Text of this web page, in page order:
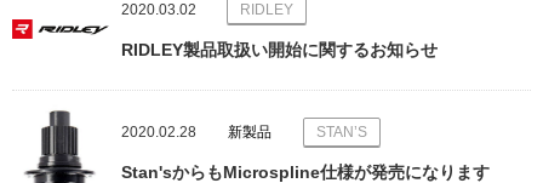
2020.03.02 RIDLEY
RIDLEY製品取扱い開始に関するお知らせ
2020.02.28 新製品 STAN’S
Stan'sからもMicrospline仕様が発売になります